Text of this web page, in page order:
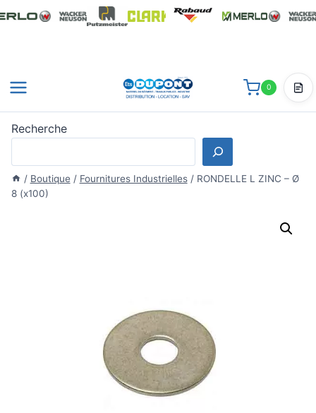
0
/ Boutique / Fournitures Industrielles / RONDELLE L ZINC – Ø
8 (x100)
Recherche